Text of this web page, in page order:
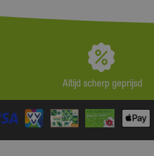
Altijd scherp geprijsd